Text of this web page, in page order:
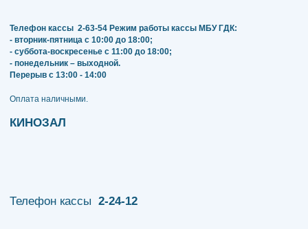
Телефон кассы 2-63-54 Режим работы кассы МБУ ГДК:
- вторник-пятница с 10:00 до 18:00;
- суббота-воскресенье с 11:00 до 18:00;
- понедельник – выходной.
Перерыв с 13:00 - 14:00
​​​​​​​Оплата наличными.
КИНОЗАЛ
Телефон кассы 2-24-12